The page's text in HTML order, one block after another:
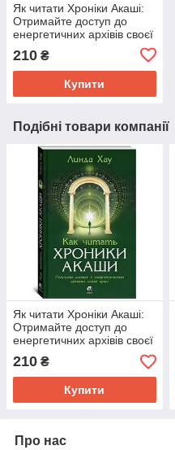
Як читати Хроніки Акаші:
Отримайте доступ до
енергетичних архівів своєї
210 ₴
Купити
Подібні товари компанії
Як читати Хроніки Акаші:
Отримайте доступ до
енергетичних архівів своєї
душі. Хау
210 ₴
Купити
Про нас